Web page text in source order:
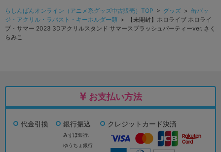
らしんばんオンライン（アニメ系グッズ中古販売）TOP > グッズ > 缶バッ
ジ・アクリル・ラバスト・キーホルダー類 > 【未開封】ホロライブ ホロライ
ブ・サマー 2023 3Dアクリルスタンド サマースプラッシュパーティーver. さく
らみこ
お支払い方法
代金引換 銀行振込
みずほ銀行、
ゆうちょ銀行
クレジットカード決済